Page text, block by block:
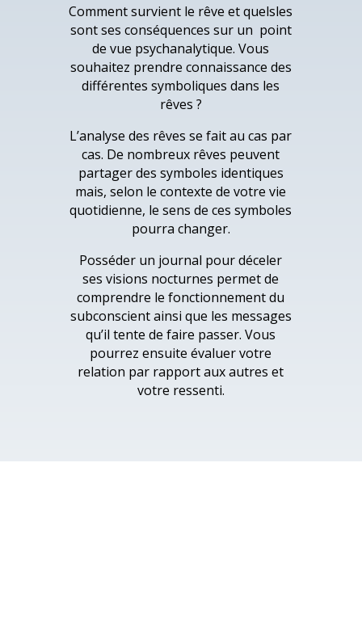
Comment survient le rêve et quelsles
sont ses conséquences sur un point
de vue psychanalytique. Vous
souhaitez prendre connaissance des
différentes symboliques dans les
rêves ?
L’analyse des rêves se fait au cas par
cas. De nombreux rêves peuvent
partager des symboles identiques
mais, selon le contexte de votre vie
quotidienne, le sens de ces symboles
pourra changer.
Posséder un journal pour déceler
ses visions nocturnes permet de
comprendre le fonctionnement du
subconscient ainsi que les messages
qu’il tente de faire passer. Vous
pourrez ensuite évaluer votre
relation par rapport aux autres et
votre ressenti.